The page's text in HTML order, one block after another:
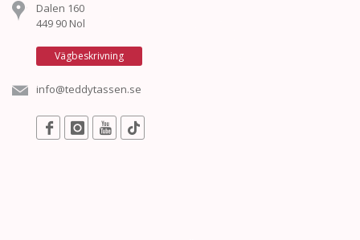
Dalen 160
449 90 Nol
Vägbeskrivning
info@teddytassen.se